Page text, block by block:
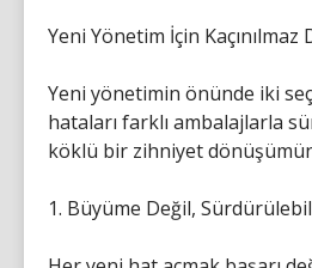
Yeni Yönetim İçin Kaçınılmaz
Yeni yönetimin önünde iki
hataları farklı ambalajlarla
köklü bir zihniyet
1. Büyüme Değil,